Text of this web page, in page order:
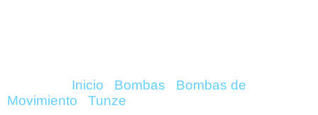
Inicio Bombas
Bombas de
Movimiento
Tunze